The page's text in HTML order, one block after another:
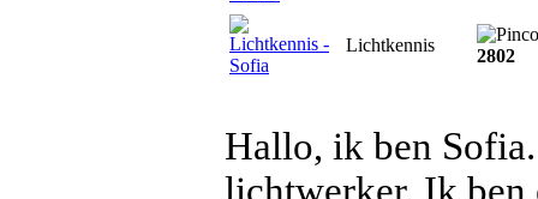
Lichtkennis
2802
Hallo, ik ben